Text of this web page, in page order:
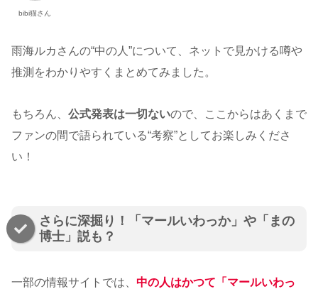
bibi猫さん
雨海ルカさんの“中の人”について、ネットで見かける噂や
推測をわかりやすくまとめてみました。
もちろん、 公式発表は一切ないので、ここからはあくまで
ファンの間で語られている“考察”としてお楽しみくださ
い！
さらに深掘り！「マールいわっか」や「まの
博士」説も？
一部の情報サイトでは、 中の人はかつて「マールいわっ